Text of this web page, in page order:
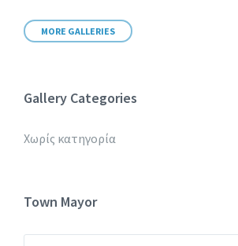
MORE GALLERIES
Gallery Categories
Χωρίς κατηγορία
Town Mayor